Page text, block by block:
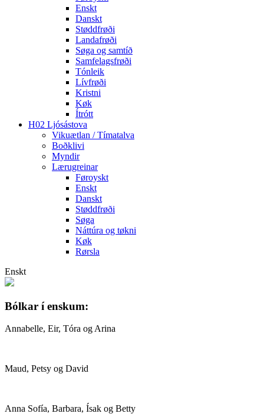
Enskt
Danskt
Støddfrøði
Landafrøði
Søga og samtíð
Samfelagsfrøði
Tónleik
Lívfrøði
Kristni
Køk
Ítrótt
H02 Ljósástova
Vikuætlan / Tímatalva
Boðklivi
Myndir
Lærugreinar
Føroyskt
Enskt
Danskt
Støddfrøði
Søga
Náttúra og tøkni
Køk
Rørsla
Enskt
Bólkar í enskum:
Annabelle, Eir, Tóra og Arina
Maud, Petsy og David
Anna Sofía, Barbara, Ísak og Betty